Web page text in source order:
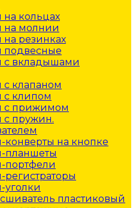
кольцах
молнии
резинках
вкладышами
клапаном
клипом
прижимом
пружин.
на кнопке
пластиковый